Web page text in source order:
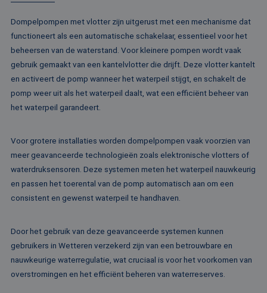
Dompelpompen met vlotter zijn uitgerust met een mechanisme dat
functioneert als een automatische schakelaar, essentieel voor het
beheersen van de waterstand. Voor kleinere pompen wordt vaak
gebruik gemaakt van een kantelvlotter die drijft. Deze vlotter kantelt
en activeert de pomp wanneer het waterpeil stijgt, en schakelt de
pomp weer uit als het waterpeil daalt, wat een efficiënt beheer van
het waterpeil garandeert.
Voor grotere installaties worden dompelpompen vaak voorzien van
meer geavanceerde technologieën zoals elektronische vlotters of
waterdruksensoren. Deze systemen meten het waterpeil nauwkeurig
en passen het toerental van de pomp automatisch aan om een
consistent en gewenst waterpeil te handhaven.
Door het gebruik van deze geavanceerde systemen kunnen
gebruikers in Wetteren verzekerd zijn van een betrouwbare en
nauwkeurige waterregulatie, wat cruciaal is voor het voorkomen van
overstromingen en het efficiënt beheren van waterreserves.
analyses te
IDE
Google LLC
1 jaar
Deze cookie
Doubleclick en
informatie uit
hoe de
de website
en over eventuele
advertenties die
test_cookie
Google LLC
.doubleclick.net
15 minuten
Deze cookie
geplaatst door
DoubleClick
(eigendom van
Google) om te
bepalen of de
MR
Microsoft
Corporation
.c.bing.com
1 week
MSN 1st party
die we gebruiken
website voor